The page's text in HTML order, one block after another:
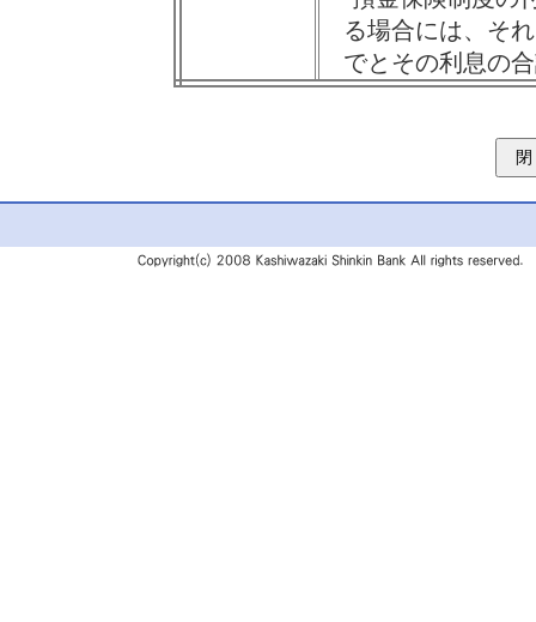
る場合には、そ
でとその利息の